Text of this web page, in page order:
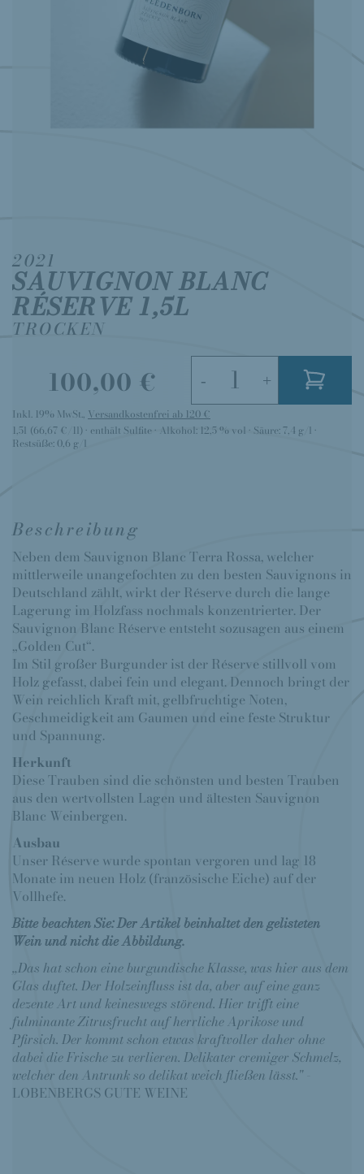
2021
SAUVIGNON BLANC
RÉSERVE 1,5L
TROCKEN
100,00 €
Inkl. 19% MwSt., Versandkostenfrei ab 120 €
- +
1,5l (66,67 €/1l) enthält Sulfite Alkohol: 12,5 % vol Säure: 7,4 g/l
Restsüße: 0,6 g/l
Beschreibung
Neben dem Sauvignon Blanc Terra Rossa, welcher
mittlerweile unangefochten zu den besten Sauvignons in
Deutschland zählt, wirkt der Réserve durch die lange
Lagerung im Holzfass nochmals konzentrierter. Der
Sauvignon Blanc Réserve entsteht sozusagen aus einem
„Golden Cut“.
Im Stil großer Burgunder ist der Réserve stillvoll vom
Holz gefasst, dabei fein und elegant. Dennoch bringt der
Wein reichlich Kraft mit, gelbfruchtige Noten,
Geschmeidigkeit am Gaumen und eine feste Struktur
und Spannung.
Herkunft
Diese Trauben sind die schönsten und besten Trauben
aus den wertvollsten Lagen und ältesten Sauvignon
Blanc Weinbergen.
Ausbau
Unser Réserve wurde spontan vergoren und lag 18
Monate im neuen Holz (französische Eiche) auf der
Vollhefe.
Bitte beachten Sie: Der Artikel beinhaltet den gelisteten
Wein und nicht die Abbildung.
„Das hat schon eine burgundische Klasse, was hier aus dem
Glas duftet. Der Holzeinfluss ist da, aber auf eine ganz
dezente Art und keineswegs störend. Hier trifft eine
fulminante Zitrusfrucht auf herrliche Aprikose und
Pfirsich. Der kommt schon etwas kraftvoller daher ohne
dabei die Frische zu verlieren. Delikater cremiger Schmelz,
welcher den Antrunk so delikat weich fließen lässt."
LOBENBERGS GUTE WEINE